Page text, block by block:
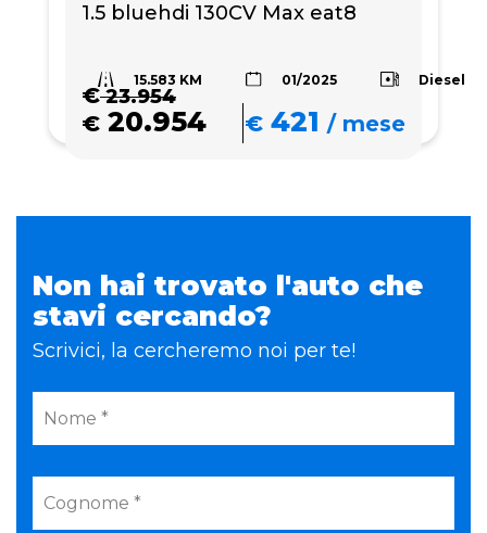
1.5 bluehdi 130CV Max eat8
15.583 KM 01/2025 Diesel
€23.954
€ 20.954 € 421 /mese
Non hai trovato l'auto che
stavi cercando?
Scrivici, la cercheremo noi per te!